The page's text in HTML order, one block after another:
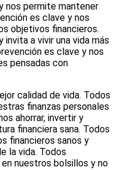
nos permite mantener
es clave y nos
objetivos financieros.
invita a vivir una vida más
es clave y nos
pensadas con
calidad de vida. Todos
finanzas personales
ahorrar, invertir y
financiera sana. Todos
financieros sanos y
la vida. Todos
nuestros bolsillos y no